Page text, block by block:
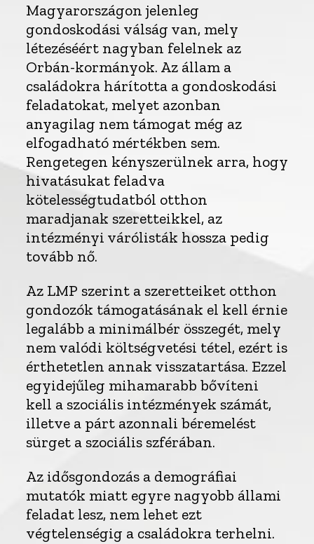
Magyarországon jelenleg
gondoskodási válság van, mely
létezéséért nagyban felelnek az
Orbán-kormányok. Az állam a
családokra hárította a gondoskodási
feladatokat, melyet azonban
anyagilag nem támogat még az
elfogadható mértékben sem.
Rengetegen kényszerülnek arra, hogy
hivatásukat feladva
kötelességtudatból otthon
maradjanak szeretteikkel, az
intézményi várólisták hossza pedig
tovább nő.
Az LMP szerint a szeretteiket otthon
gondozók támogatásának el kell érnie
legalább a minimálbér összegét, mely
nem valódi költségvetési tétel, ezért is
érthetetlen annak visszatartása. Ezzel
egyidejűleg mihamarabb bővíteni
kell a szociális intézmények számát,
illetve a párt azonnali béremelést
sürget a szociális szférában.
Az idősgondozás a demográfiai
mutatók miatt egyre nagyobb állami
feladat lesz, nem lehet ezt
végtelenségig a családokra terhelni.